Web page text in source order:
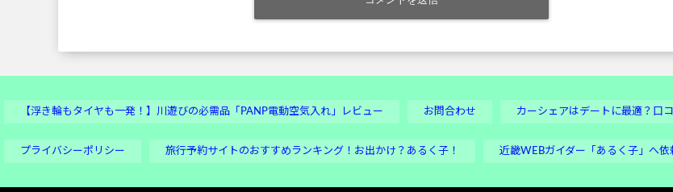
【浮き輪もタイヤも一発！】川遊びの必需品「PANP電動空気入れ」レビュー お問合わせ カーシェアはデートに最適？口
プライバシーポリシー 旅行予約サイトのおすすめランキング！お出かけ？あるく子！ 近畿WEBガイダー「あるく子」へ依